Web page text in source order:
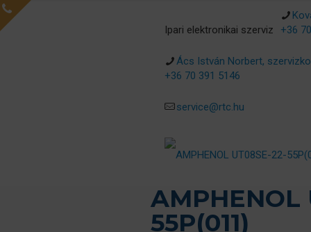
Ipari elektronikai szerviz
+36
Ács István Norbert,
+36 70 391 5146
service@rtc.hu
AMPHENOL
55P(011)